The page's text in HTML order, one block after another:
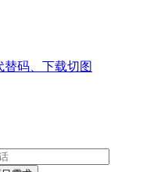
码、下载切图